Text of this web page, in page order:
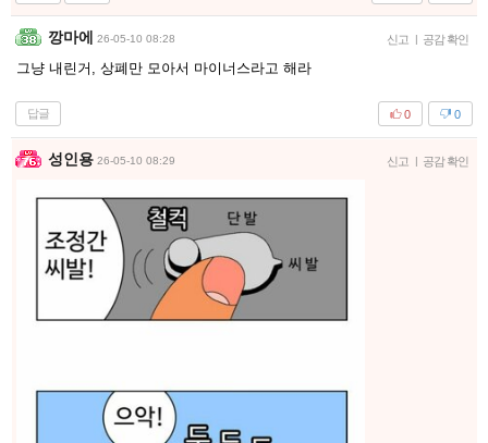
깡마에 26-05-10 08:28 신고 | 공감 확인
그냥 내린거, 상폐만 모아서 마이너스라고 해라
답글 0
0
성인용 26-05-10 08:29 신고 | 공감 확인